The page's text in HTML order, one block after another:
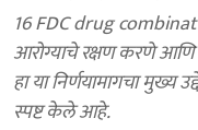
16 FDC drug
आरोग्याचे रक्षण करणे आणि
हा या निर्णयामागचा मुख्य
स्पष्ट केले आहे.